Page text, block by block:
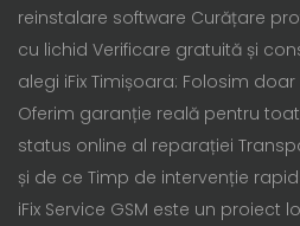
reinstalare software Curățare
cu lichid Verificare gratuită și
alegi iFix Timișoara: Folosim
Oferim garanție reală pentru
status online al reparației
și de ce Timp de intervenție
iFix Service GSM este un proiect